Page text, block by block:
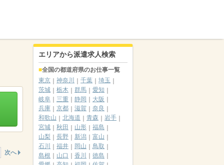
次へ
エリアから派遣求人検索
全国の都道府県のお仕事一覧
東京
神奈川 千葉
埼玉
茨城
栃木 群馬
愛知
岐阜
三重 静岡
大阪
兵庫
京都 滋賀
奈良
和歌山
北海道 青森
岩手
宮城
秋田 山形
福島
山梨
長野 新潟
富山
石川
福井 岡山
鳥取
島根
山口 香川
徳島